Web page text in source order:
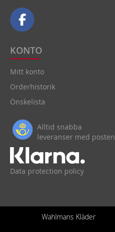
KONTO
Mitt konto
Orderhistorik
Önskelista
Alltid snabba
leveranser med posten
Data protection policy
Wahlmans Kläder